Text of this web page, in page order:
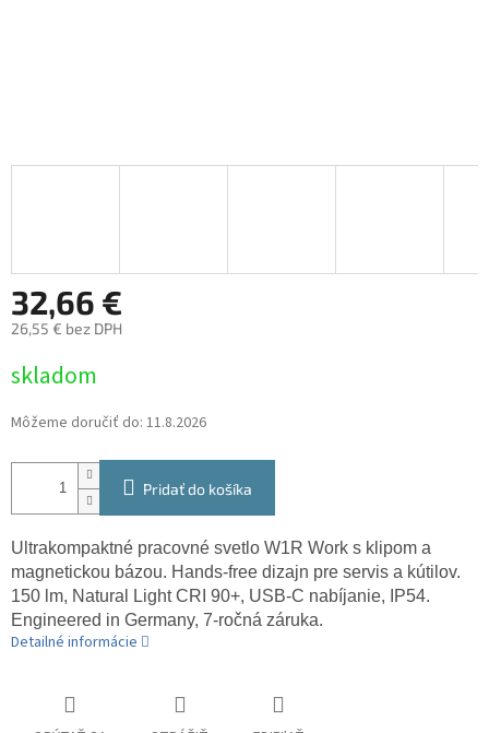
32,66 €
26,55 € bez DPH
cena:
skladom
Môžeme doručiť do: 11.8.2026
Pridať do košíka
Ultrakompaktné pracovné svetlo W1R Work s klipom a
magnetickou bázou. Hands-free dizajn pre servis a kútilov.
150 lm, Natural Light CRI 90+, USB-C nabíjanie, IP54.
Engineered in Germany, 7-ročná záruka.
Detailné informácie